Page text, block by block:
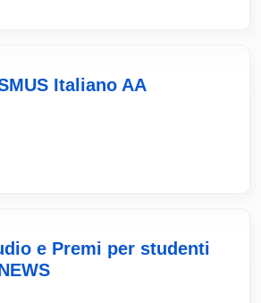
Italiano AA
e Premi per studenti